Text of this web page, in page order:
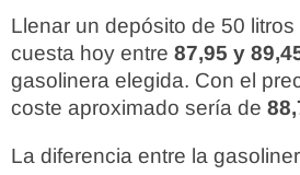
Llenar un depósito de 50
cuesta hoy entre 87,95 y
gasolinera elegida. Con el
coste aproximado sería de
La diferencia entre la